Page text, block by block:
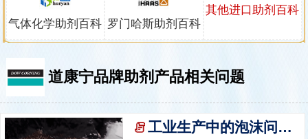
气体化学助剂百科 罗门哈斯助剂 百科
其他进口助剂 百科
道康宁品牌助剂产品相关问题
工业生产中的泡沫问题：道康宁AFE-1410消泡剂的用途与优势